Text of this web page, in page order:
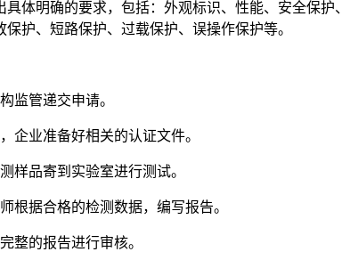
具体明确的要求，包括：外观标识、性能、安全保护
护、短路保护、过载保护、误操作保护等。
管递交申请。
业准备好相关的认证文件。
品寄到实验室进行测试。
据合格的检测数据，编写报告。
的报告进行审核。